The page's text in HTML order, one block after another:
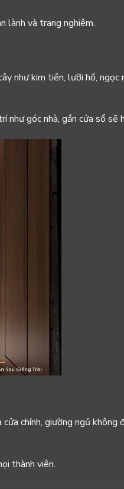
lành và trang nghiêm.
như kim tiền, lưỡi hổ, ngọc
góc nhà, gần cửa sổ sẽ
chính, giường ngủ không
thành viên.